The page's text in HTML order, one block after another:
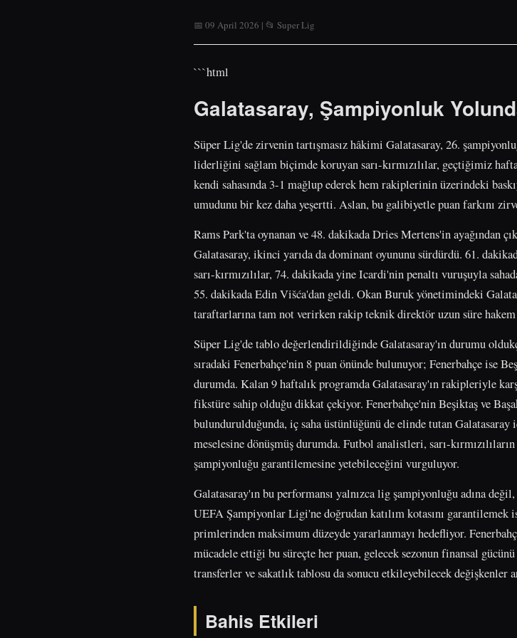
📅 09 April 2026 | 📂 Super Lig
```html
Galatasaray, Şampiyonluk
Süper Lig'de zirvenin tartışmasız hâkimi Galatasaray, 26.
liderliğini sağlam biçimde koruyan sarı-kırmızılılar, geçtiğimiz
kendi sahasında 3-1 mağlup ederek hem rakiplerinin üzerindeki
umudunu bir kez daha yeşertti. Aslan, bu galibiyetle puan farkını
Rams Park'ta oynanan ve 48. dakikada Dries Mertens'in ayağından
Galatasaray, ikinci yarıda da dominant oyununu sürdürdü. 61.
sarı-kırmızılılar, 74. dakikada yine Icardi'nin penaltı vuruşuyla
55. dakikada Edin Višća'dan geldi. Okan Buruk yönetimindeki
taraftarlarına tam not verirken rakip teknik direktör uzun süre
Süper Lig'de tablo değerlendirildiğinde Galatasaray'ın durumu
sıradaki Fenerbahçe'nin 8 puan önünde bulunuyor; Fenerbahçe ise
durumda. Kalan 9 haftalık programda Galatasaray'ın rakipleriyle
fikstüre sahip olduğu dikkat çekiyor. Fenerbahçe'nin Beşiktaş ve
bulundurulduğunda, iç saha üstünlüğünü de elinde tutan
meselesine dönüşmüş durumda. Futbol analistleri, sarı-
şampiyonluğu garantilemesine yetebileceğini vurguluyor.
Galatasaray'ın bu performansı yalnızca lig şampiyonluğu adına
UEFA Şampiyonlar Ligi'ne doğrudan katılım kotasını
primlerinden maksimum düzeyde yararlanmayı hedefliyor.
mücadele ettiği bu süreçte her puan, gelecek sezonun finansal
transferler ve sakatlık tablosu da sonucu etkileyebilecek değişkenler
Bahis Etkileri